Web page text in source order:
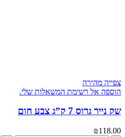
צפייה מהירה
הוספה אל רשימת המשאלות שלי.
שק נייר גרוס 7 ק”ג צבע חום
₪118.00